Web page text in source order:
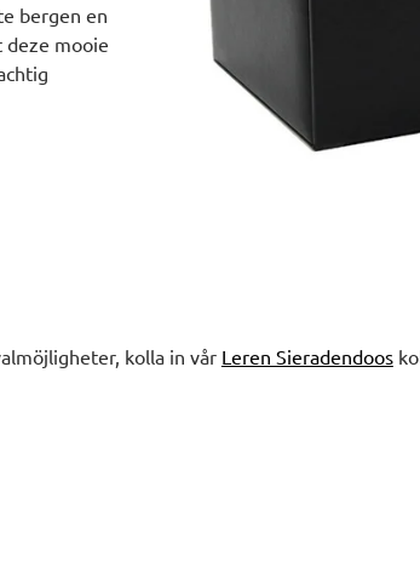
bergen en
mooie
kolla in vår Leren Sieradendoos